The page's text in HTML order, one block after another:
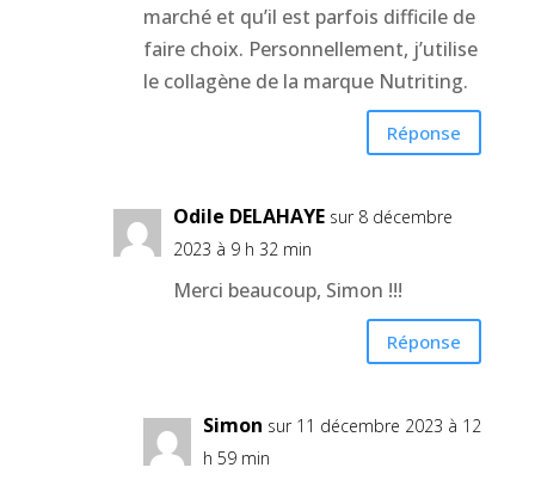
marché et qu’il est parfois difficile de
faire choix. Personnellement, j’utilise
le collagène de la marque Nutriting.
Réponse
Odile DELAHAYE sur 8 décembre
2023 à 9 h 32 min
Merci beaucoup, Simon !!!
Réponse
Simon sur 11 décembre 2023 à 12
h 59 min